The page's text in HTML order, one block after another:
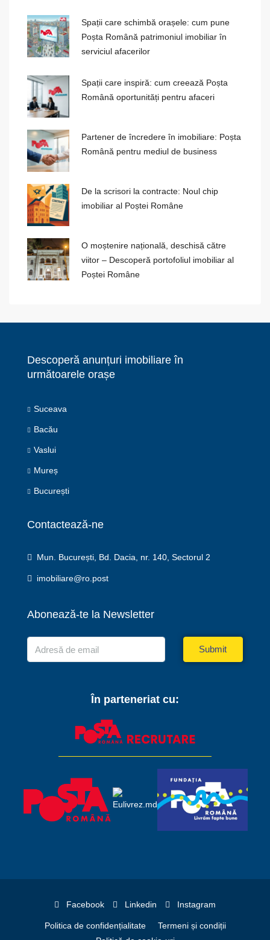
Spații care schimbă orașele: cum pune
Poșta Română patrimoniul imobiliar în
serviciul afacerilor
Spații care inspiră: cum creează Poșta
Română oportunități pentru afaceri
Partener de încredere în imobiliare: Poșta
Română pentru mediul de business
De la scrisori la contracte: Noul chip
imobiliar al Poștei Române
O moștenire națională, deschisă către
viitor – Descoperă portofoliul imobiliar al
Poștei Române
Descoperă anunțuri imobiliare în
următoarele orașe
Suceava
Bacău
Vaslui
Mureș
București
Contactează-ne
Mun. București, Bd. Dacia, nr. 140, Sectorul 2
imobiliare@ro.post
Abonează-te la Newsletter
Submit
În parteneriat cu:
Facebook Linkedin Instagram
Politica de confidențialitate
Termeni și condiții